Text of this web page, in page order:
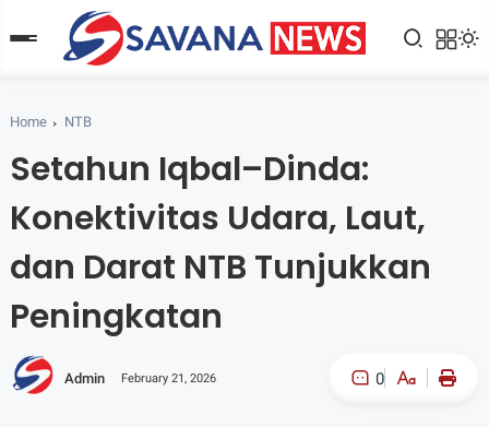
Home NTB
Setahun Iqbal–Dinda:
Konektivitas Udara, Laut,
dan Darat NTB Tunjukkan
Peningkatan
Admin February 21, 2026 0